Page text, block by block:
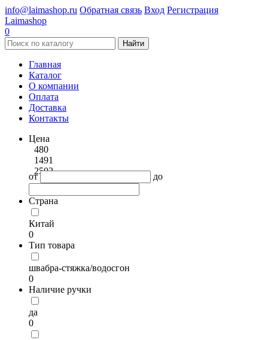
info@laimashop.ru Обратная связь Вход Регистрация
Laimashop
0
Найти
Главная
Каталог
О компании
Оплата
Доставка
Контакты
Цена
480
1491
2502
от до
Страна
Китай
0
Тип товара
швабра-стяжка/водосгон
0
Наличие ручки
да
0